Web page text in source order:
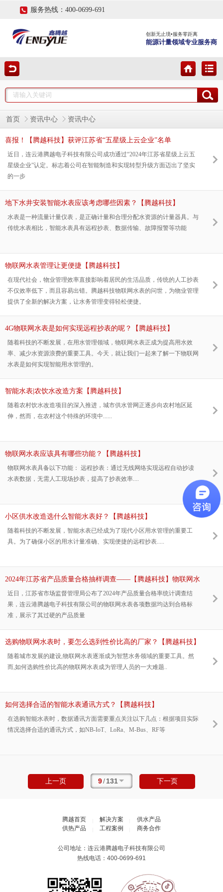
服务热线：400-0699-691
创新无止境•服务零距离
能源计量领域专业服务商
首页 资讯中心 资讯中心
喜报！【腾越科技】获评江苏省“五星级上云企业”名单
近日，连云港腾越电子科技有限公司成功通过“2024年江苏省星级上云五
星级企业”认定。标志着公司在智能制造和实现转型升级方面迈出了坚实
的一步
地下水井安装智能水表应该考虑哪些因素？【腾越科技】
水表是一种流量计量仪表，是正确计量和合理分配水资源的计量器具。与
传统水表相比，智能水表具有远程抄表、数据传输、故障报警等功能
物联网水表管理让更便捷【腾越科技】
在现代社会，物业管理效率直接影响着居民的生活品质，传统的人工抄表
不仅效率低下，而且容易出错。腾越科技物联网水表的问世，为物业管理
提供了全新的解决方案，让水务管理变得轻松便捷。
4G物联网水表是如何实现远程抄表的呢？【腾越科技】
随着科技的不断发展，在用水管理领域，物联网水表正成为提高用水效
率、减少水资源浪费的重要工具。今天，就让我们一起来了解一下物联网
水表是如何实现智能用水管理的。
智能水表|农饮水改造方案【腾越科技】
随着农村饮水改造项目的深入推进，城市供水管网正逐步向农村地区延
伸，然而，在农村这个特殊的环境中......
物联网水表应该具有哪些功能？【腾越科技】
物联网水表具备以下功能： 远程抄表：通过无线网络实现远程自动抄读
水表数据，无需人工现场抄表，提高了抄表效率....
小区供水改造选什么智能水表好？【腾越科技】
随着科技的不断发展，智能水表已经成为了现代小区用水管理的重要工
具。为了确保小区的用水计量准确、实现便捷的远程抄表.....
2024年江苏省产品质量合格抽样调查——【腾越科技】物联网水
表全项合格
近日，江苏省市场监督管理局公布了2024年产品质量合格率统计调查结
果，连云港腾越电子科技有限公司的物联网水表各项数据均达到合格标
准，展示了其过硬的产品质量
选购物联网水表时，要怎么选到性价比高的厂家？【腾越科技】
随着城市发展的建设,物联网水表逐渐成为智慧水务领域的重要工具。然
而,如何选购性价比高的物联网水表成为管理人员的一大难题..
如何选择合适的智能水表通讯方式？【腾越科技】
在选购智能水表时，数据通讯方面需要重点关注以下几点：根据项目实际
情况选择合适的通讯方式，如NB-IoT、LoRa、M-Bus、RF等
上一页 9/131 下一页
腾越首页 解决方案
供水产品
供热产品
工程案例 商务合作
公司地址：连云港腾越电子科技有限公司
热线电话：400-0699-691